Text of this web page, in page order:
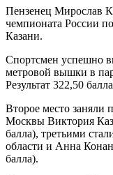
Пензенец Мирослав
чемпионата России
Казани.
Спортсмен успешно
метровой вышки в
Результат 322,50
Второе место заняли
Москвы Виктория
балла), третьими
области и Анна
балла).